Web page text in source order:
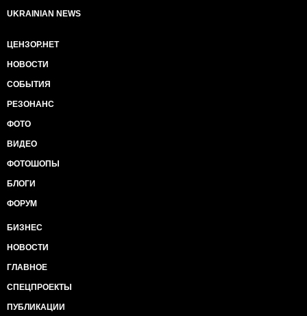
UKRAINIAN NEWS
ЦЕНЗОР.НЕТ
НОВОСТИ
СОБЫТИЯ
РЕЗОНАНС
ФОТО
ВИДЕО
ФОТОШОПЫ
БЛОГИ
ФОРУМ
БИЗНЕС
НОВОСТИ
ГЛАВНОЕ
СПЕЦПРОЕКТЫ
ПУБЛИКАЦИИ